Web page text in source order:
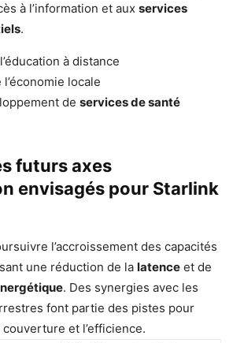
à l’information et aux services
.
à distance
locale
de services de santé
futurs axes
envisagés pour Starlink
l’accroissement des capacités
une réduction de la latence et de
. Des synergies avec les
font partie des pistes pour
et l’efficience.